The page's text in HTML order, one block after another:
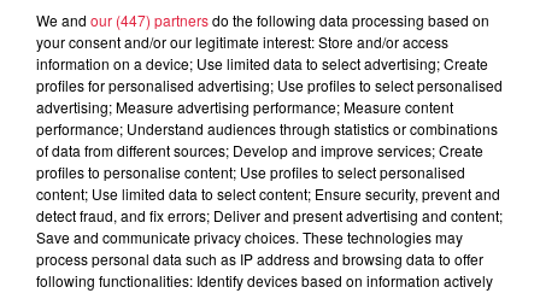
Les Anodins y regardent de plus près !
Et ils vous ouvrent les yeux sur ce qu’on ne perçoit pas à la
surface des êtres.
"Focus", c’est une seule et même histoire, tout au long de
laquelle vous pourrez découvrir les rêves, les souvenirs, les
craintes et les espoirs que les personnages n’expriment pas,
les émotions et les secrets qu’ils gardent pour eux.�
We and our (447) partnersdo the following data processing based on
your consent and/or our legitimate interest: Store and/or access
information on a device; Use limited data to select advertising; Create
profiles for personalised advertising; Use profiles to select personalised
advertising; Measure advertising performance; Measure content
performance; Understand audiences through statistics or combinations
of data from different sources; Develop and improve services; Create
profiles to personalise content; Use profiles to select personalised
content; Use limited data to select content; Ensure security, prevent and
detect fraud, and fix errors; Deliver and present advertising and content;
Save and communicate privacy choices. These technologies may
process personal data such as IP address and browsing data to offer
following functionalities: Identify devices based on information actively